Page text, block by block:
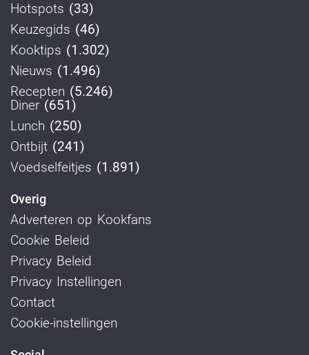
Hotspots (33)
Keuzegids (46)
Kooktips (1.302)
Nieuws (1.496)
Recepten (5.246)
Diner (651)
Lunch (250)
Ontbijt (241)
Voedselfeitjes (1.891)
Overig
Adverteren op Kookfans
Cookie Beleid
Privacy Beleid
Privacy Instellingen
Contact
Cookie-instellingen